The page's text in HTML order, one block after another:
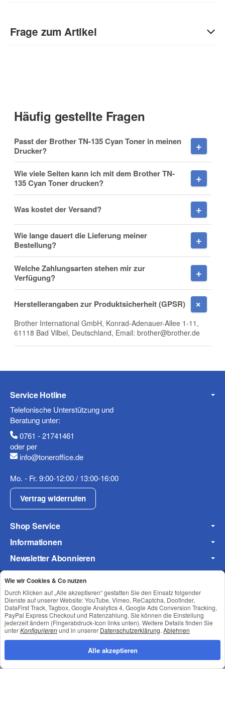
Sie Anderen bei der Kaufentscheidung:
Frage zum Artikel
Nachname
Firma
Mobiltelefon
Frage zum Artikel
Ihre Frage
Häufig gestellte Fragen
Passt der Brother TN-135 Cyan Toner in meinen
Drucker?
Wie viele Seiten kann ich mit dem Brother TN-
135 Cyan Toner drucken?
Was kostet der Versand?
Wie lange dauert die Lieferung meiner
Bestellung?
Welche Zahlungsarten stehen mir zur
Verfügung?
Herstellerangaben zur Produktsicherheit (GPSR)
Brother International GmbH, Konrad-Adenauer-Allee 1-11,
61118 Bad Vilbel, Deutschland, Email: brother@brother.de
Service Hotline
Telefonische Unterstützung und
Beratung unter:
0761 - 21741461
oder per
info@toneroffice.de
Mo. - Fr. 9:00-12:00 / 13:00-16:00
Vertrag widerrufen
Shop Service
Informationen
Newsletter Abonnieren
Datenschutz•Impressum
Wie wir Cookies & Co nutzen
Durch Klicken auf „Alle akzeptieren“ gestatten Sie den Einsatz folgender
Dienste auf unserer Website: YouTube, Vimeo, ReCaptcha, Doofinder,
DataFirst Track, Tagbox, Google Analytics 4, Google Ads Conversion Tracking,
PayPal Express Checkout und Ratenzahlung. Sie können die Einstellung
jederzeit ändern (Fingerabdruck-Icon links unten). Weitere Details finden Sie
unterKonfigurierenund in unserer Datenschutzerklärung. Ablehnen
Alle akzeptieren